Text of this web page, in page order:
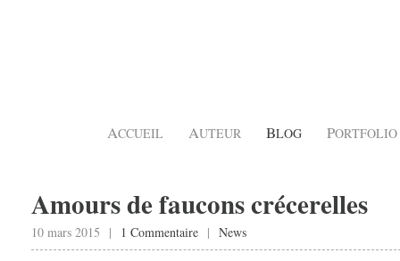
ACCUEIL AUTEUR BLOG PORTFOLIO
Amours de faucons crécerelles
10 mars 2015 | 1 Commentaire | News